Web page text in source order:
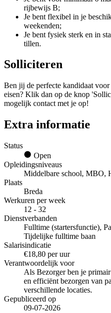
rijbewijs B;
Je bent flexibel in je
weekenden;
Je bent fysiek sterk en in
tillen.
Solliciteren
Ben jij de perfecte kandidaat
eisen? Klik dan op de knop
mogelijk contact met je op!
Extra informatie
Status
Open
Opleidingsniveaus
Middelbare school, MBO,
Plaats
Breda
Werkuren per week
12 - 32
Dienstverbanden
Fulltime (startersfunctie),
Tijdelijke fulltime baan
Salarisindicatie
€18,80 per uur
Verantwoordelijk voor
Als Bezorger ben je
en efficiënt bezorgen van
verschillende locaties.
Gepubliceerd op
09-07-2026